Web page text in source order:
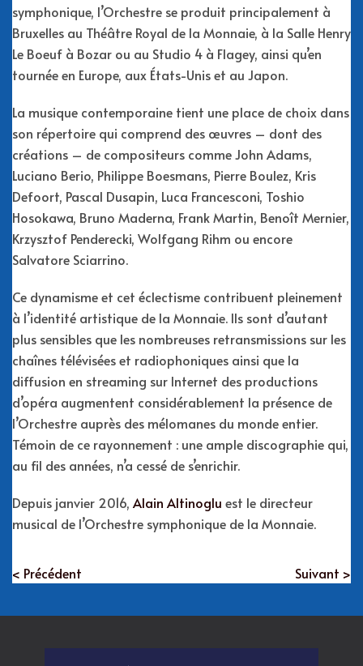
symphonique, l’Orchestre se produit principalement à
Bruxelles au Théâtre Royal de la Monnaie, à la Salle Henry
Le Boeuf à Bozar ou au Studio 4 à Flagey, ainsi qu’en
tournée en Europe, aux États-Unis et au Japon.
La musique contemporaine tient une place de choix dans
son répertoire qui comprend des œuvres – dont des
créations – de compositeurs comme John Adams,
Luciano Berio, Philippe Boesmans, Pierre Boulez, Kris
Defoort, Pascal Dusapin, Luca Francesconi, Toshio
Hosokawa, Bruno Maderna, Frank Martin, Benoît Mernier,
Krzysztof Penderecki, Wolfgang Rihm ou encore
Salvatore Sciarrino.
Ce dynamisme et cet éclectisme contribuent pleinement
à l’identité artistique de la Monnaie. Ils sont d’autant
plus sensibles que les nombreuses retransmissions sur les
chaînes télévisées et radiophoniques ainsi que la
diffusion en streaming sur Internet des productions
d’opéra augmentent considérablement la présence de
l’Orchestre auprès des mélomanes du monde entier.
Témoin de ce rayonnement : une ample discographie qui,
au fil des années, n’a cessé de s’enrichir.
Depuis janvier 2016, Alain Altinoglu est le directeur
musical de l’Orchestre symphonique de la Monnaie.
< Précédent Suivant >